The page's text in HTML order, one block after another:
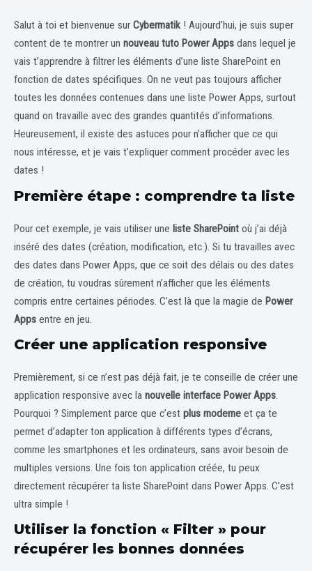
Salut à toi et bienvenue sur Cybermatik! Aujourd’hui, je suis super
content de te montrer un nouveau tuto Power Apps dans lequel je
vais t’apprendre à filtrer les éléments d’une liste SharePoint en
fonction de dates spécifiques. On ne veut pas toujours afficher
toutes les données contenues dans une liste Power Apps, surtout
quand on travaille avec des grandes quantités d’informations.
Heureusement, il existe des astuces pour n’afficher que ce qui
nous intéresse, et je vais t’expliquer comment procéder avec les
dates !
Première étape : comprendre ta liste
Pour cet exemple, je vais utiliser une liste SharePoint où j’ai déjà
inséré des dates (création, modification, etc.). Si tu travailles avec
des dates dans Power Apps, que ce soit des délais ou des dates
de création, tu voudras sûrement n’afficher que les éléments
compris entre certaines périodes. C’est là que la magie de Power
Apps entre en jeu.
Créer une application responsive
Premièrement, si ce n’est pas déjà fait, je te conseille de créer une
application responsive avec la nouvelle interface Power Apps.
Pourquoi ? Simplement parce que c’est plus moderne et ça te
permet d’adapter ton application à différents types d’écrans,
comme les smartphones et les ordinateurs, sans avoir besoin de
multiples versions. Une fois ton application créée, tu peux
directement récupérer ta liste SharePoint dans Power Apps. C’est
ultra simple !
Utiliser la fonction « Filter » pour
récupérer les bonnes données
navigation